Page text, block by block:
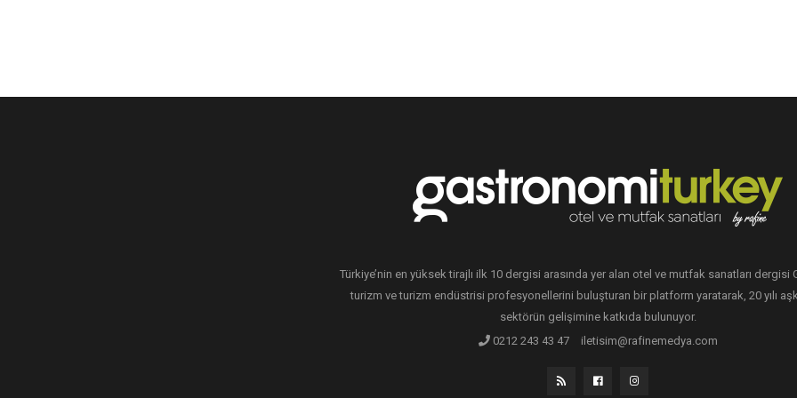
Türkiye’nin en yüksek tirajlı ilk 10 dergisi arasında yer alan otel ve mutfak sanatları dergisi
turizm ve turizm endüstrisi profesyonellerini buluşturan bir platform yaratarak, 20 yılı
sektörün gelişimine katkıda bulunuyor.
0212 243 43 47
iletisim@rafinemedya.com